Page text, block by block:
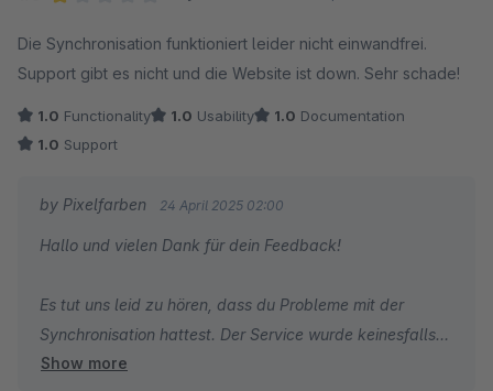
Die Synchronisation funktioniert leider nicht einwandfrei.
Support gibt es nicht und die Website ist down. Sehr schade!
1.0 Functionality 1.0 Usability 1.0 Documentation
1.0 Support
by Pixelfarben 24 April 2025 02:00
Hallo und vielen Dank für dein Feedback!
Es tut uns leid zu hören, dass du Probleme mit der
Synchronisation hattest. Der Service wurde keinesfalls
abgeschaltet – im Gegenteil: Wir entwickeln unser Plugin
Show more